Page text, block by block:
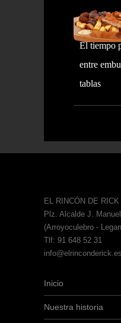
El tiempo
entre
tablas
EL RINCÓN DE RICK
Plz. Alcalde J.
(Arroyoculebro -
Tlf: 91 648 52 31
info@elrinconderick.es
Inicio
Nuestra historia